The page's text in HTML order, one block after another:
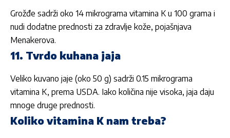
Grožđe sadrži oko 14 mikrograma vitamina K u 100 grama i
nudi dodatne prednosti za zdravlje kože, pojašnjava
Menakerova.
11. Tvrdo kuhana jaja
Veliko kuvano jaje (oko 50 g) sadrži 0.15 mikrograma
vitamina K, prema USDA. Iako količina nije visoka, jaja daju
mnoge druge prednosti.
Koliko vitamina K nam treba?